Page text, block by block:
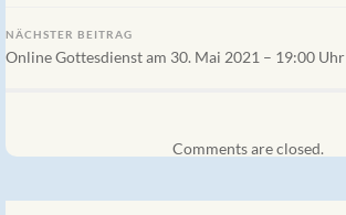
NÄCHSTER BEITRAG
Online Gottesdienst am 30. Mai 2021 – 19:00 Uhr
Comments are closed.